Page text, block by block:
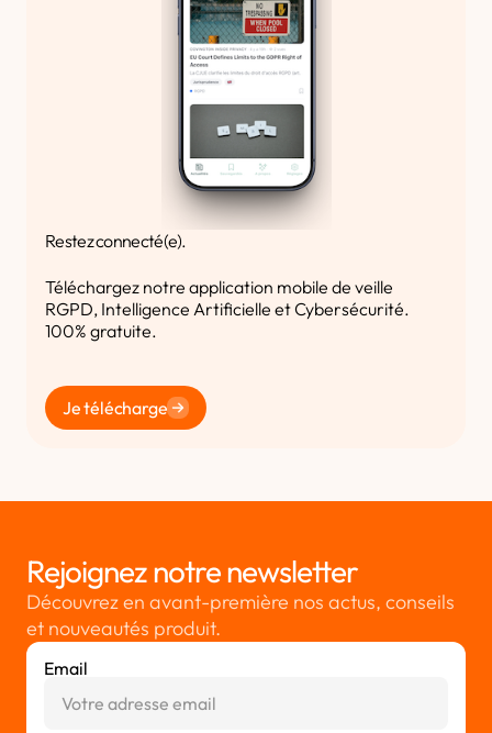
Restez connecté(e).
Téléchargez notre application mobile de veille
RGPD, Intelligence Artificielle et Cybersécurité.
100% gratuite.
Je télécharge
Rejoignez notre newsletter
Découvrez en avant-première nos actus, conseils
et nouveautés produit.
Email